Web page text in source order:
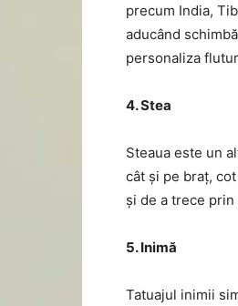
precum India,
aducând
personaliza
4. Stea
Steaua este un
cât și pe braț,
și de a trece
5. Inimă
Tatuajul inimii